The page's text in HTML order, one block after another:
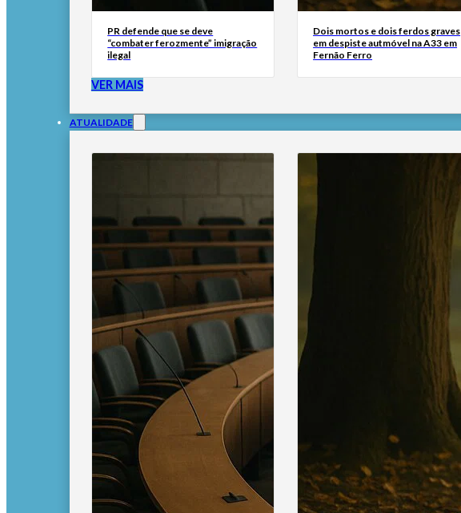
PR defende que se deve
“combater ferozmente” imigração
ilegal
Dois mortos e dois ferdos graves
em despiste autmóvel na A33 em
Fernão Ferro
VER MAIS
ATUALIDADE